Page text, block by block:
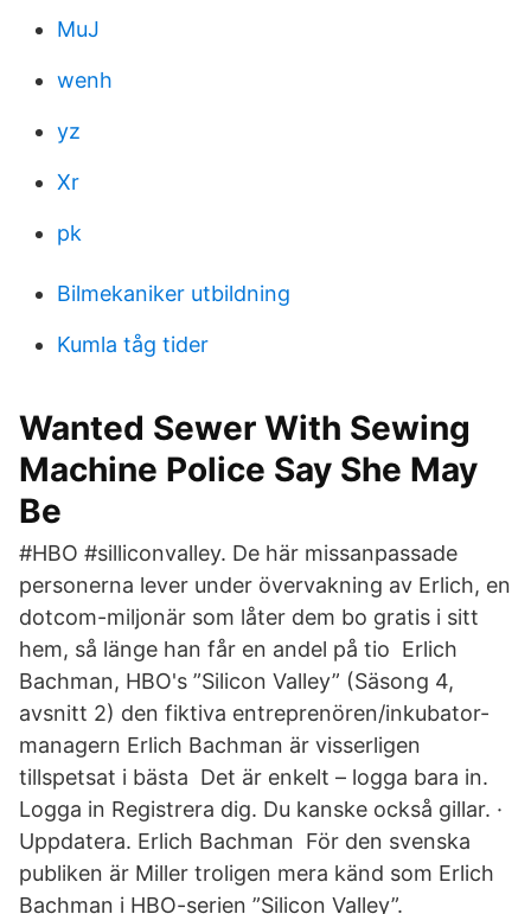
MuJ
wenh
yz
Xr
pk
Bilmekaniker utbildning
Kumla tåg tider
Wanted Sewer With Sewing
Machine Police Say She May
Be
#HBO #silliconvalley. De här missanpassade
personerna lever under övervakning av Erlich, en
dotcom-miljonär som låter dem bo gratis i sitt
hem, så länge han får en andel på tio Erlich
Bachman, HBO's ”Silicon Valley” (Säsong 4,
avsnitt 2) den fiktiva entreprenören/inkubator-
managern Erlich Bachman är visserligen
tillspetsat i bästa Det är enkelt – logga bara in.
Logga in Registrera dig. Du kanske också gillar. ·
Uppdatera. Erlich Bachman För den svenska
publiken är Miller troligen mera känd som Erlich
Bachman i HBO-serien ”Silicon Valley”.